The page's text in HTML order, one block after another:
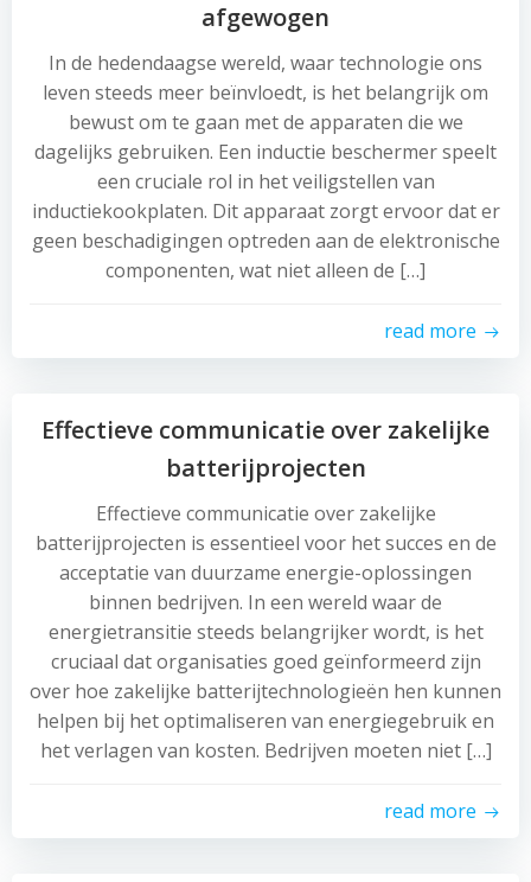
afgewogen
In de hedendaagse wereld, waar technologie ons
leven steeds meer beïnvloedt, is het belangrijk om
bewust om te gaan met de apparaten die we
dagelijks gebruiken. Een inductie beschermer speelt
een cruciale rol in het veiligstellen van
inductiekookplaten. Dit apparaat zorgt ervoor dat er
geen beschadigingen optreden aan de elektronische
componenten, wat niet alleen de […]
read more
Effectieve communicatie over zakelijke
batterijprojecten
Effectieve communicatie over zakelijke
batterijprojecten is essentieel voor het succes en de
acceptatie van duurzame energie-oplossingen
binnen bedrijven. In een wereld waar de
energietransitie steeds belangrijker wordt, is het
cruciaal dat organisaties goed geïnformeerd zijn
over hoe zakelijke batterijtechnologieën hen kunnen
helpen bij het optimaliseren van energiegebruik en
het verlagen van kosten. Bedrijven moeten niet […]
read more